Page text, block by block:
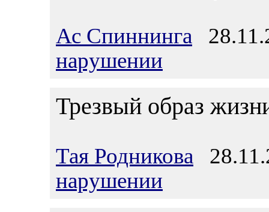
Ас Спиннинга
нарушении
Трезвый образ
Тая Родникова
нарушении